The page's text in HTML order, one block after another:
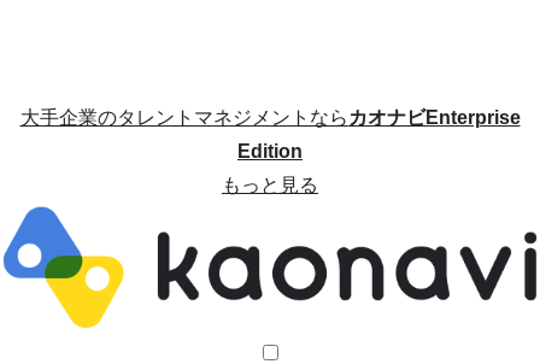
大手企業のタレントマネジメントならカオナビEnterprise
Edition
もっと見る